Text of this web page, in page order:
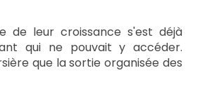
de leur croissance s'est déjà
qui ne pouvait y accéder.
que la sortie organisée des